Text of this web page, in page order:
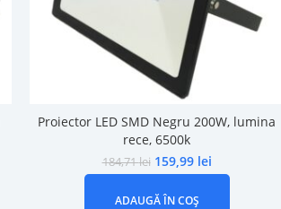
Proiector LED SMD Negru 200W, lumina
rece, 6500k
184,71lei 159,99 lei
ADAUGĂ ÎN COȘ